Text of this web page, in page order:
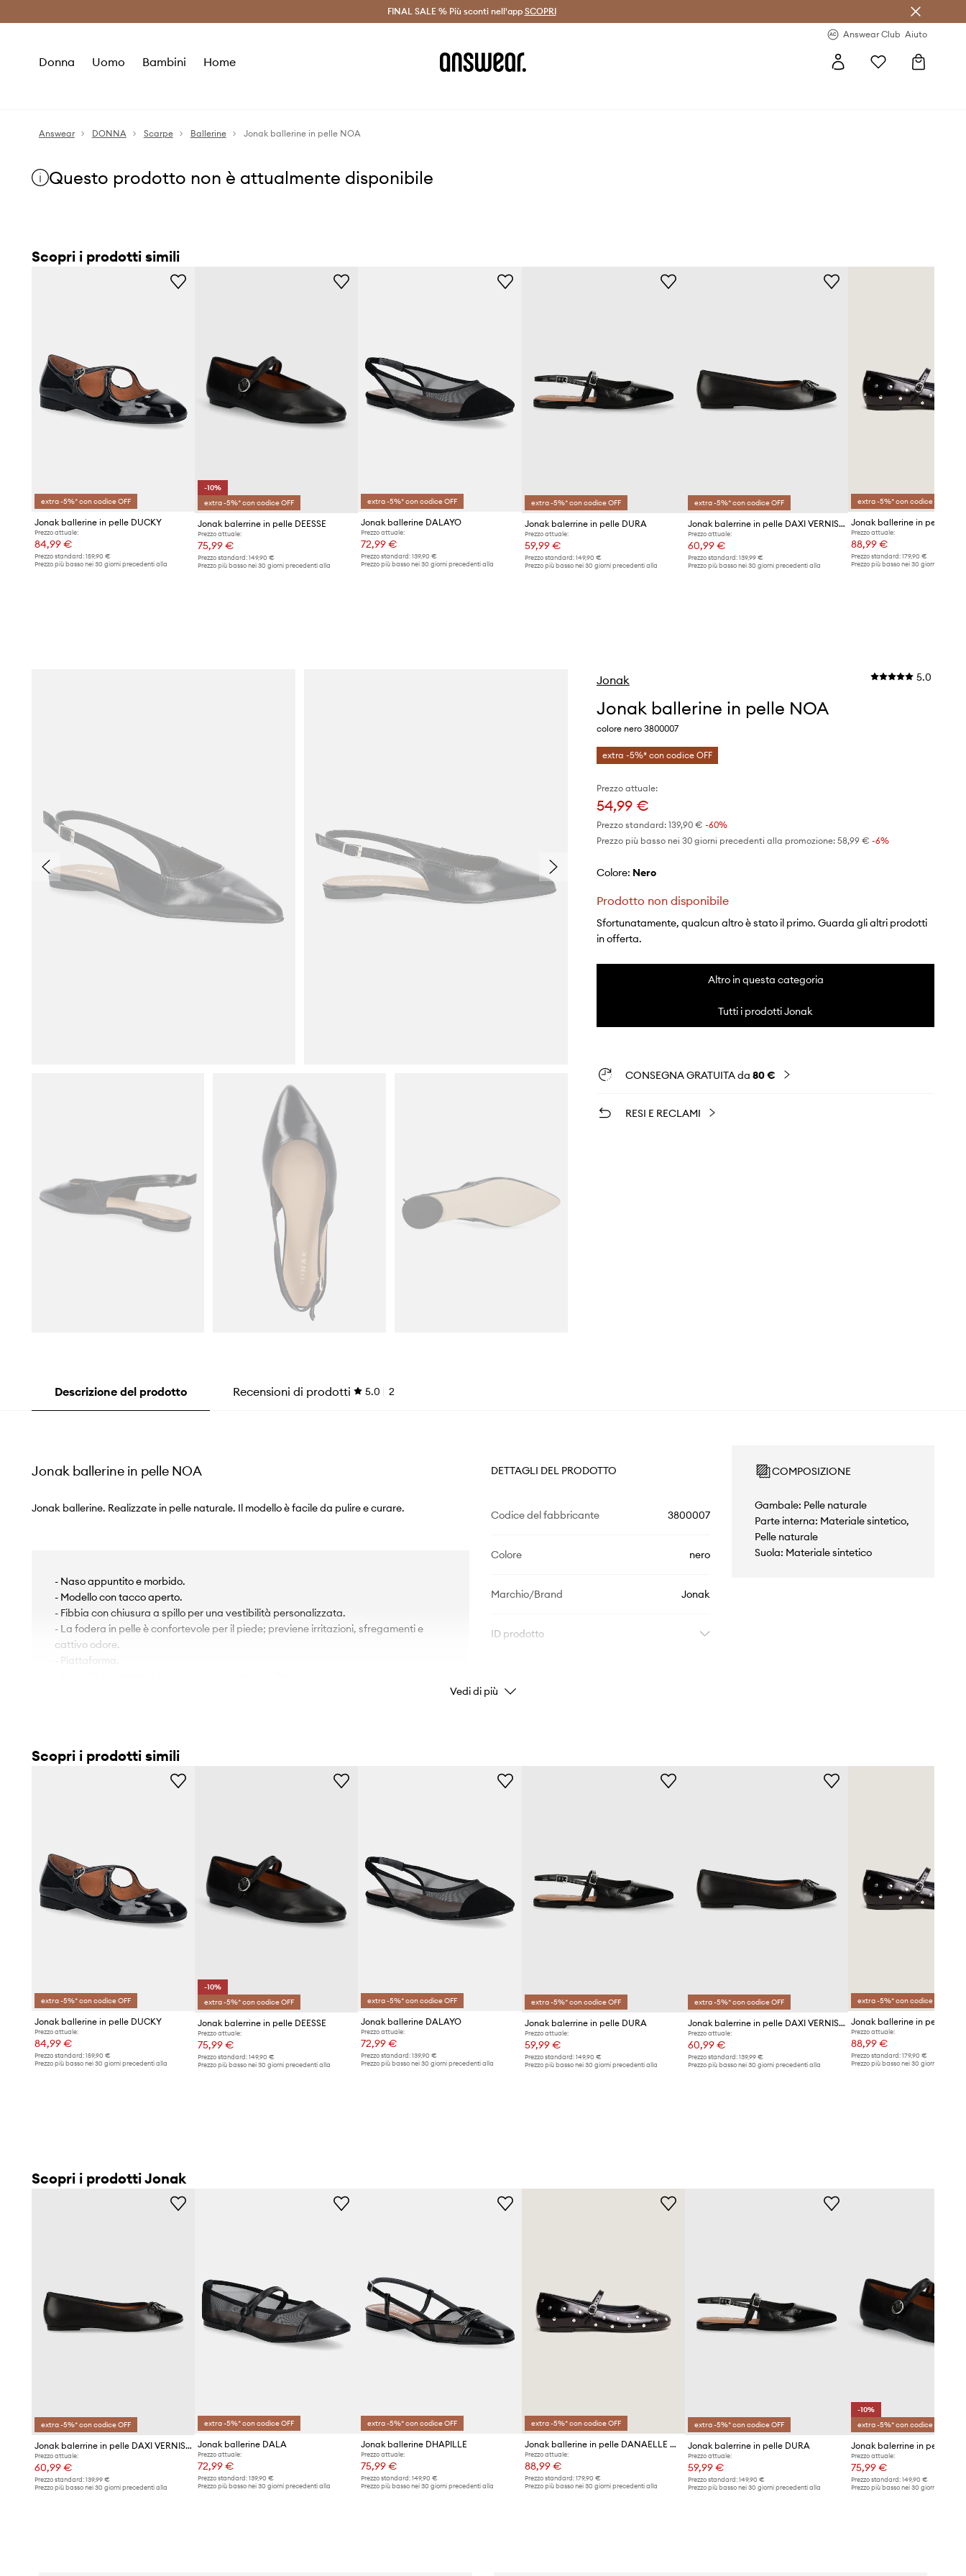
Risparmia con Answear Club > Spedizione entro 24 ore >
FINAL SALE % Più sconti nell'app SCOPRI
Answear Club Aiuto
Donna Uomo Bambini Home
Answear DONNA Scarpe Ballerine Jonak ballerine in pelle NOA
Questo prodotto non è attualmente disponibile
Scopri i prodotti simili
extra -5%* con codice OFF
Jonak ballerine in pelle DUCKY
Prezzo attuale:
84,99 €
Prezzo standard: 159,90 €
Prezzo più basso nei 30 giorni precedenti alla
-10%
extra -5%* con codice OFF
Jonak balerrine in pelle DEESSE
Prezzo attuale:
75,99 €
Prezzo standard:149,90 €
Prezzo più basso nei 30 giorni precedenti alla
extra -5%* con codice OFF
Jonak ballerine DALAYO
Prezzo attuale:
72,99 €
Prezzo standard: 139,90 €
Prezzo più basso nei 30 giorni precedenti alla
extra -5%* con codice OFF
Jonak balerrine in pelle DURA
Prezzo attuale:
59,99 €
Prezzo standard: 149,90 €
Prezzo più basso nei 30 giorni precedenti alla
extra -5%* con codice OFF
Jonak balerrine in pelle DAXI VERNIS CUIR
Prezzo attuale:
60,99 €
Prezzo standard:139,99 €
Prezzo più basso nei 30 giorni precedenti alla
extra -5%* con codice OFF
Prezzo attuale:
88,99 €
Prezzo standard: 179,90 €
Prezzo più basso nei 30 giorni
Jonak 5.0
Jonak ballerine in pelle NOA
colore nero 3800007
extra -5%* con codice OFF
Prezzo attuale:
54,99 €
Prezzo standard: 139,90 € -60%
Prezzo più basso nei 30 giorni precedenti alla promozione: 58,99 € -6%
Colore: nero
Prodotto non disponibile
Sfortunatamente, qualcun altro è stato il primo. Guarda gli altri prodotti
in offerta.
Altro in questa categoria
Tutti i prodotti Jonak
CONSEGNA GRATUITA da 80 €
RESI E RECLAMI
Descrizione del prodotto Recensioni di prodotti 5.0 2
Jonak ballerine in pelle NOA
Jonak ballerine. Realizzate in pelle naturale. Il modello è facile da pulire e curare.
- Naso appuntito e morbido.
- Modello con tacco aperto.
- Fibbia con chiusura a spillo per una vestibilità personalizzata.
- La fodera in pelle è confortevole per il piede; previene irritazioni, sfregamenti e
cattivo odore.
- Piattaforma.
DETTAGLI DEL PRODOTTO
Codice del fabbricante 3800007
Colore nero
Marchio/Brand Jonak
ID prodotto
COMPOSIZIONE
Gambale: Pelle naturale
Parte interna: Materiale sintetico,
Pelle naturale
Suola: Materiale sintetico
Vedi di più
Scopri i prodotti simili
extra -5%* con codice OFF
Jonak ballerine in pelle DUCKY
Prezzo attuale:
84,99 €
Prezzo standard: 159,90 €
Prezzo più basso nei 30 giorni precedenti alla
-10%
extra -5%* con codice OFF
Jonak balerrine in pelle DEESSE
Prezzo attuale:
75,99 €
Prezzo standard:149,90 €
Prezzo più basso nei 30 giorni precedenti alla
extra -5%* con codice OFF
Jonak ballerine DALAYO
Prezzo attuale:
72,99 €
Prezzo standard: 139,90 €
Prezzo più basso nei 30 giorni precedenti alla
extra -5%* con codice OFF
Jonak balerrine in pelle DURA
Prezzo attuale:
59,99 €
Prezzo standard: 149,90 €
Prezzo più basso nei 30 giorni precedenti alla
extra -5%* con codice OFF
Jonak balerrine in pelle DAXI VERNIS CUIR
Prezzo attuale:
60,99 €
Prezzo standard:139,99 €
Prezzo più basso nei 30 giorni precedenti alla
extra -5%* con codice OFF
Prezzo attuale:
88,99 €
Prezzo standard: 179,90 €
Prezzo più basso nei 30 giorni
Scopri i prodotti Jonak
extra -5%* con codice OFF
Jonak balerrine in pelle DAXI VERNIS CUIR
Prezzo attuale:
60,99 €
Prezzo standard: 139,99 €
Prezzo più basso nei 30 giorni precedenti alla
extra -5%* con codice OFF
Jonak ballerine DALA
Prezzo attuale:
72,99 €
Prezzo standard:139,90 €
Prezzo più basso nei 30 giorni precedenti alla
extra -5%* con codice OFF
Jonak ballerine DHAPILLE
Prezzo attuale:
75,99 €
Prezzo standard: 149,90 €
Prezzo più basso nei 30 giorni precedenti alla
extra -5%* con codice OFF
Jonak ballerine in pelle DANAELLE CUIR
Prezzo attuale:
88,99 €
Prezzo standard: 179,90 €
Prezzo più basso nei 30 giorni precedenti alla
extra -5%* con codice OFF
Jonak balerrine in pelle DURA
Prezzo attuale:
59,99 €
Prezzo standard:149,90 €
Prezzo più basso nei 30 giorni precedenti alla
-10%
extra -5%* con codice OFF
Jonak balerrine in pelle
Prezzo attuale:
75,99 €
Prezzo standard: 149,90 €
Prezzo più basso nei 30 giorni